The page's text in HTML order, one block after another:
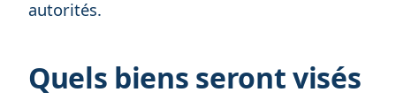
autorités.
Quels biens seront visés